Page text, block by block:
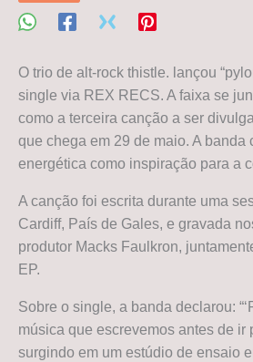
O trio de alt-rock thistle. lançou
single via REX RECS. A faixa se
como a terceira canção a ser
que chega em 29 de maio. A banda
energética como inspiração para a
A canção foi escrita durante uma
Cardiff, País de Gales, e gravada
produtor Macks Faulkron,
EP.
Sobre o single, a banda declarou:
música que escrevemos antes de ir
surgindo em um estúdio de ensaio